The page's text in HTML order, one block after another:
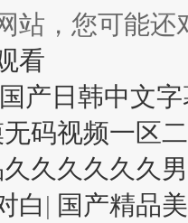
站，您可能还
看
国产日韩中文
无码视频一区
久久久久久
白 | 国产精品